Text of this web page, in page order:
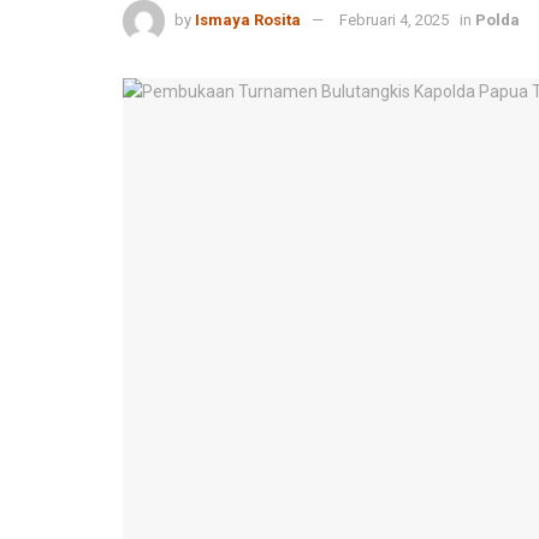
by Ismaya Rosita Februari 4, 2025 in Polda